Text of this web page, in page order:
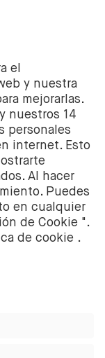
tu depósito.
dinero
empresa
en la
el número
regulada por la
de los Países
AFM).
materia de
deben tomar
El valor de
Inc.,